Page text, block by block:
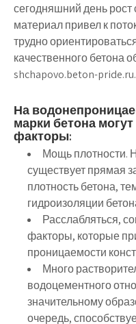
сегодняшний день рост
материал привел к
трудно
качественного бетона
shchapovo.beton-pride.ru.
На
марки бетона
факторы:
Мощь плотности.
существует прямая
плотность бетона,
гидроизоляции
Расслабляться,
факторы, которые
проницаемости
Много
водоцементного
значительному
очередь,